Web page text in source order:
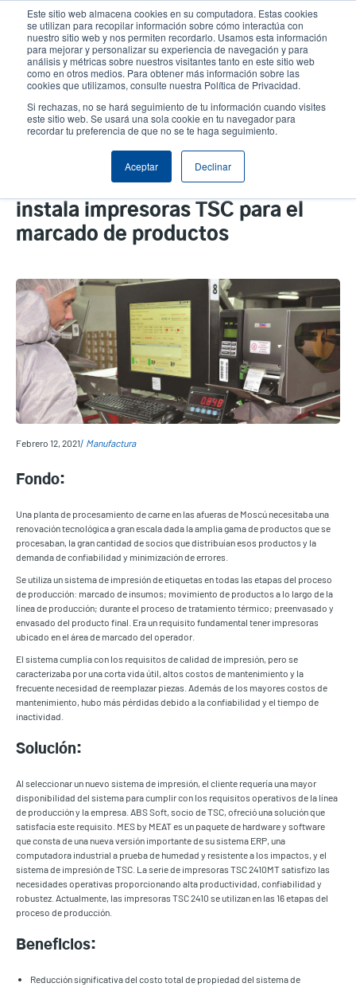
Este sitio web almacena cookies en su computadora. Estas cookies
se utilizan para recopilar información sobre cómo interactúa con
nuestro sitio web y nos permiten recordarlo. Usamos esta información
para mejorar y personalizar su experiencia de navegación y para
análisis y métricas sobre nuestros visitantes tanto en este sitio web
como en otros medios. Para obtener más información sobre las
cookies que utilizamos, consulte nuestra Política de Privacidad.
Si rechazas, no se hará seguimiento de tu información cuando visites
este sitio web. Se usará una sola cookie en tu navegador para
recordar tu preferencia de que no se te haga seguimiento.
Aceptar Declinar
contenido
principal
User
account
menu
User
Header
Selector de productos
La planta de procesamiento de
carne líder en la región de Moscú
instala impresoras TSC para el
marcado de productos
Febrero 12, 2021 Manufactura
Fondo:
Una planta de procesamiento de carne en las afueras de Moscú necesitaba una
renovación tecnológica a gran escala dada la amplia gama de productos que se
procesaban, la gran cantidad de socios que distribuían esos productos y la
demanda de confiabilidad y minimización de errores.
Se utiliza un sistema de impresión de etiquetas en todas las etapas del proceso
de producción: marcado de insumos; movimiento de productos a lo largo de la
línea de producción; durante el proceso de tratamiento térmico; preenvasado y
envasado del producto final. Era un requisito fundamental tener impresoras
ubicado en el área de marcado del operador.
El sistema cumplía con los requisitos de calidad de impresión, pero se
caracterizaba por una corta vida útil, altos costos de mantenimiento y la
frecuente necesidad de reemplazar piezas. Además de los mayores costos de
mantenimiento, hubo más pérdidas debido a la confiabilidad y el tiempo de
inactividad.
Solución:
Al seleccionar un nuevo sistema de impresión, el cliente requería una mayor
disponibilidad del sistema para cumplir con los requisitos operativos de la línea
de producción y la empresa. ABS Soft, socio de TSC, ofreció una solución que
satisfacía este requisito. MES by MEAT es un paquete de hardware y software
que consta de una nueva versión importante de su sistema ERP, una
computadora industrial a prueba de humedad y resistente a los impactos, y el
sistema de impresión de TSC. La serie de impresoras TSC 2410MT satisfizo las
necesidades operativas proporcionando alta productividad, confiabilidad y
robustez. Actualmente, las impresoras TSC 2410 se utilizan en las 16 etapas del
proceso de producción.
Beneficios:
Reducción significativa del costo total de propiedad del sistema de